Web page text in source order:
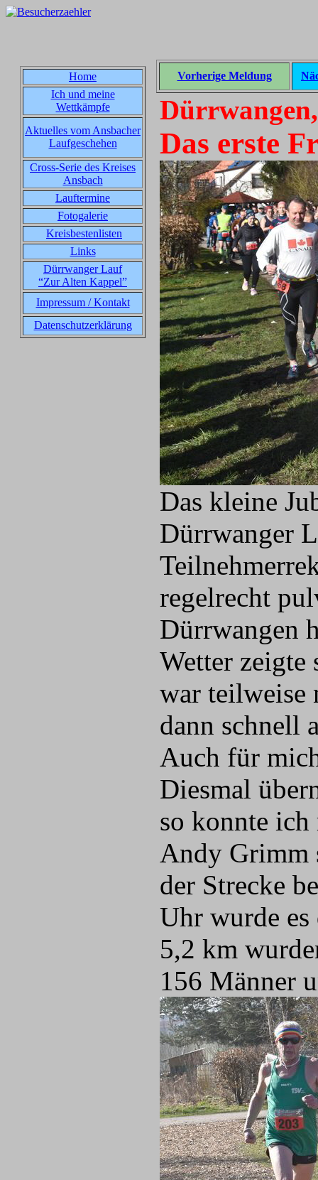
Home
Ich und meine
Wettkämpfe
Aktuelles vom Ansbacher
Laufgeschehen
Cross-Serie des Kreises
Ansbach
Lauftermine
Fotogalerie
Kreisbestenlisten
Links
Dürrwanger Lauf
“Zur Alten Kappel”
Impressum / Kontakt
Datenschutzerklärung
Vorherige Meldung
Das erste
Das kleine
Dürrwanger
regelrecht
Dürrwangen
Wetter zeigte
war teilweise
dann schnell
Auch für
Diesmal
so konnte
Andy Grimm
der Strecke
Uhr wurde es
5,2 km
156 Männer